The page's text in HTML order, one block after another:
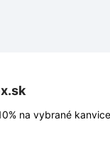
na vybrané